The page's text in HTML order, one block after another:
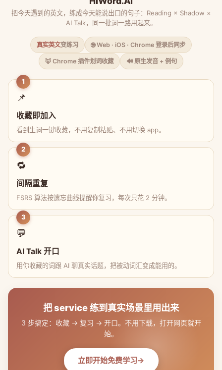
把今天遇到的英文，练成今天能说出口的句子：Reading × Shadow ×
AI Talk，同一批词一路用起来。
真实英文变练习 🌐 Web · iOS · Chrome 登录后同步
🦊 Chrome 插件划词收藏 🔊 原生发音 + 例句
1
📌
收藏即加入
看到生词一键收藏，不用复制粘贴、不用切换 app。
2
🔁
间隔重复
FSRS 算法按遗忘曲线提醒你复习，每次只花 2 分钟。
3
💬
AI Talk 开口
用你收藏的词跟 AI 聊真实话题，把被动词汇变成能用的。
把 service 练到真实场景里用出来
3 步搞定：收藏 → 复习 → 开口。不用下载，打开网页就开
始。
立即开始免费学习